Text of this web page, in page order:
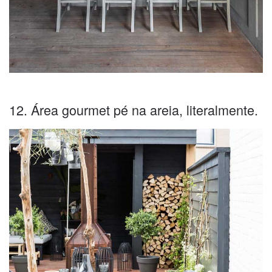
12. Área gourmet pé na areia, literalmente.